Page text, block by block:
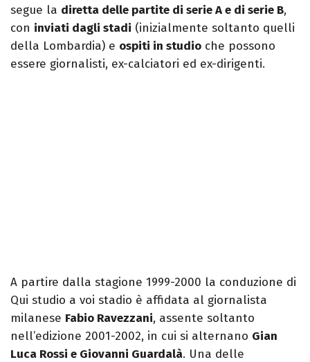
segue la diretta delle partite di serie A e di serie B,
con inviati dagli stadi (inizialmente soltanto quelli
della Lombardia) e ospiti in studio che possono
essere giornalisti, ex-calciatori ed ex-dirigenti.
A partire dalla stagione 1999-2000 la conduzione di
Qui studio a voi stadio è affidata al giornalista
milanese Fabio Ravezzani, assente soltanto
nell’edizione 2001-2002, in cui si alternano Gian
Luca Rossi e Giovanni Guardalà. Una delle